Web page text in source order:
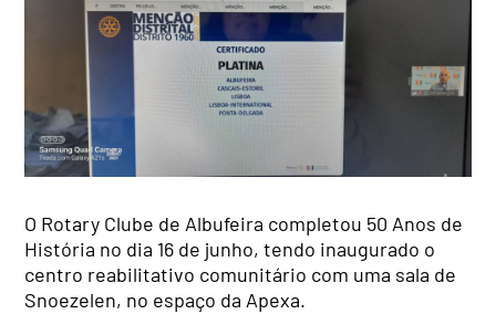
O Rotary Clube de Albufeira completou 50 Anos de
História no dia 16 de junho, tendo inaugurado o
centro reabilitativo comunitário com uma sala de
Snoezelen, no espaço da Apexa.